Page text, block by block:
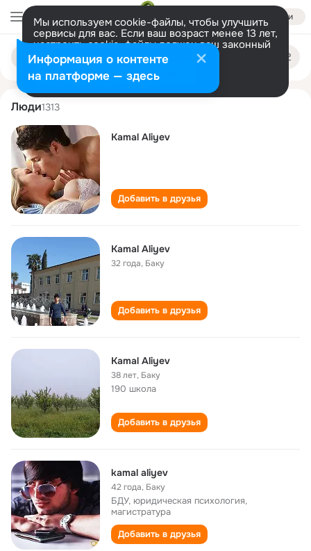
Войти
Мы используем cookie-файлы, чтобы улучшить
сервисы для вас. Если ваш возраст менее 13 лет,
настроить cookie-файлы должен ваш законный
представитель. Больше информации
Разрешить все Настроить
Поиск
людям
kamal aliyev
Люди1313
Kamal Aliyev
Добавить в друзья
Kamal Aliyev
32 года, Баку
Добавить в друзья
Kamal Aliyev
38 лет, Баку
190 школа
Добавить в друзья
kamal aliyev
42 года, Баку
БДУ, юридическая психология,
магистратура
Добавить в друзья
Информация о контенте
на платформе — здесь